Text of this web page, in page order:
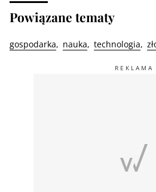
Powiązane tematy
gospodarka nauka technologia